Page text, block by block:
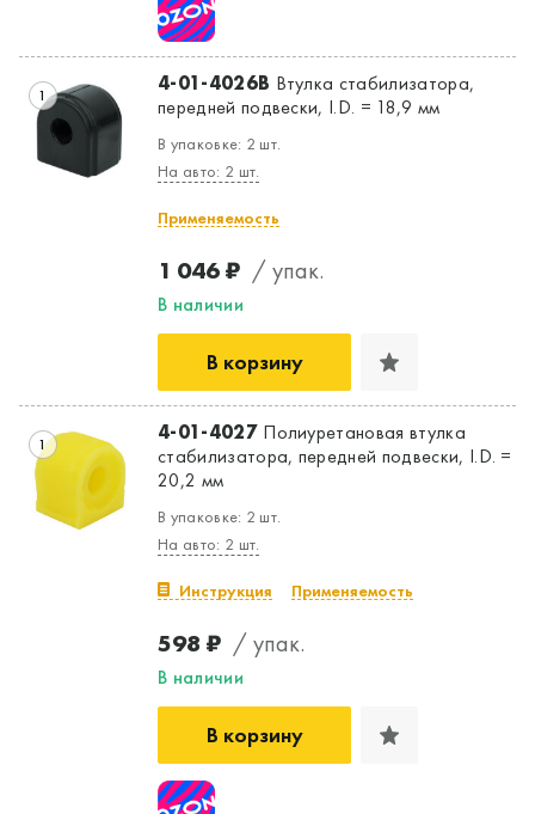
Да, верно Нет, выбрать другой
1 4-01-4026B Втулка стабилизатора,
передней подвески, I.D. = 18,9 мм
В упаковке: 2 шт.
На авто: 2 шт.
Применяемость
1 046 ₽ / упак.
В наличии
В корзину
1 4-01-4027Полиуретановая втулка
стабилизатора, передней подвески, I.D. =
20,2 мм
В упаковке: 2 шт.
На авто: 2 шт.
Инструкция Применяемость
598 ₽ / упак.
В наличии
В корзину